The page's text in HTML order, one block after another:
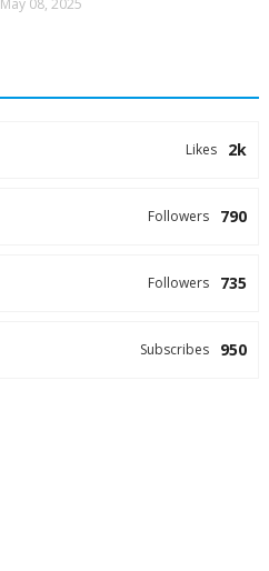
May 08, 2025
2k
Likes
790
Followers
735
Followers
950
Subscribes